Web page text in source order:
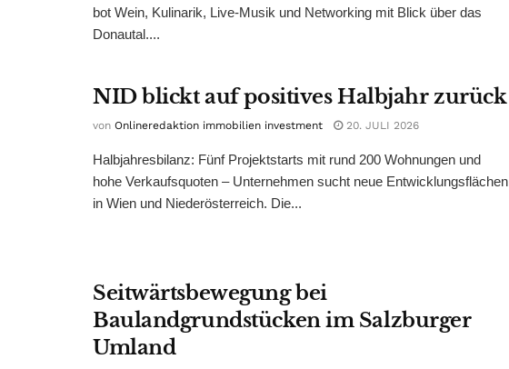
bot Wein, Kulinarik, Live-Musik und Networking mit Blick über das
Donautal....
NID blickt auf positives Halbjahr zurück
von Onlineredaktion immobilien investment 20. JULI 2026
Halbjahresbilanz: Fünf Projektstarts mit rund 200 Wohnungen und
hohe Verkaufsquoten – Unternehmen sucht neue Entwicklungsflächen
in Wien und Niederösterreich. Die...
Seitwärtsbewegung bei
Baulandgrundstücken im Salzburger
Umland